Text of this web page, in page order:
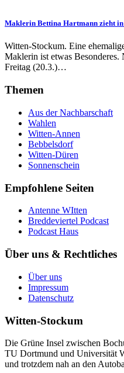
Maklerin Bettina Hartmann zieht
Witten-Stockum. Eine
Maklerin ist etwas Besonderes.
Freitag (20.3.)…
Themen
Aus der Nachbarschaft
Wahlen
Witten-Annen
Bebbelsdorf
Witten-Düren
Sonnenschein
Empfohlene Seiten
Antenne WItten
Breddeviertel Podcast
Podcast Haus
Über uns & Rechtliches
Über uns
Impressum
Datenschutz
Witten-Stockum
Die Grüne Insel zwischen
TU Dortmund und Universität
und trotzdem nah an den